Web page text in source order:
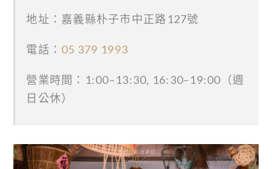
地址：嘉義縣朴子市中正路127號
電話： 05 379 1993
營業時間：1:00–13:30, 16:30–19:00（週
日公休）